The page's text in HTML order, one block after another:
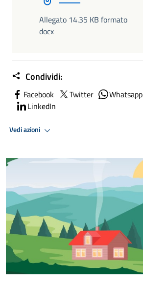
Allegato 14.35 KB formato
docx
Condividi:
Facebook Twitter Whatsapp
LinkedIn
Vedi azioni